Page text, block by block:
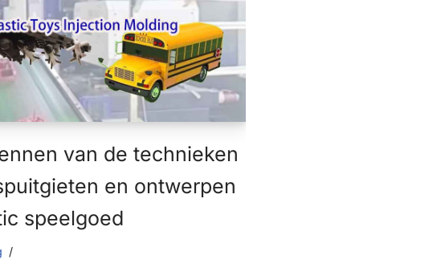
van de technieken
en ontwerpen
speelgoed